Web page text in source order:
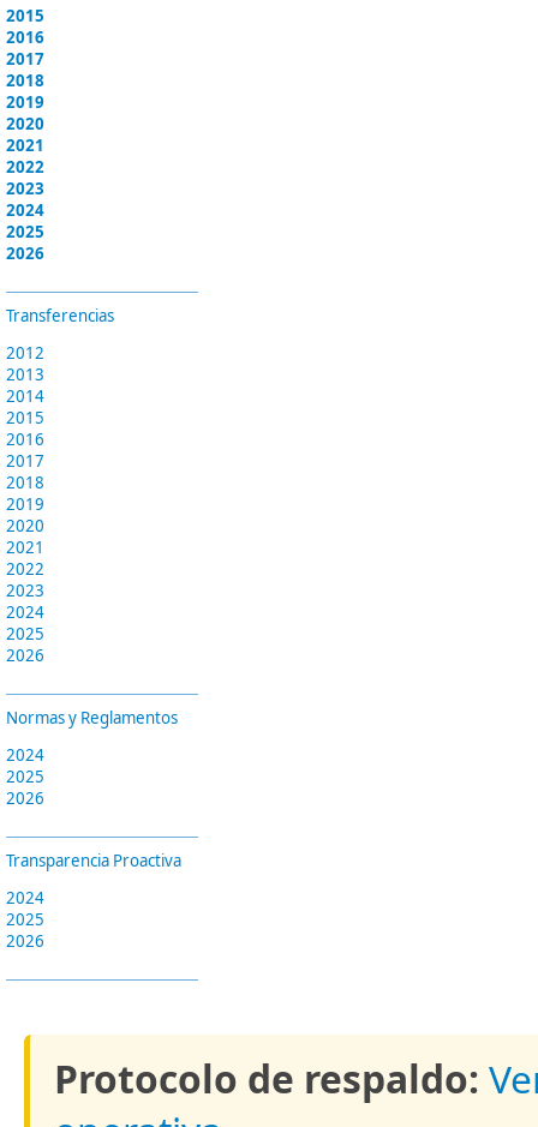
2015
2016
2017
2018
2019
2020
2021
2022
2023
2024
2025
2026
Transferencias
2012
2013
2014
2015
2016
2017
2018
2019
2020
2021
2022
2023
2024
2025
2026
Normas y Reglamentos
2024
2025
2026
Transparencia Proactiva
2024
2025
2026
Protocolo de respaldo: